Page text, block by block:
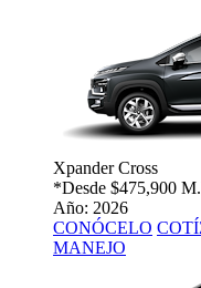
Xpander Cross
*Desde $475,900
Año: 2026
CONÓCELO
MANEJO